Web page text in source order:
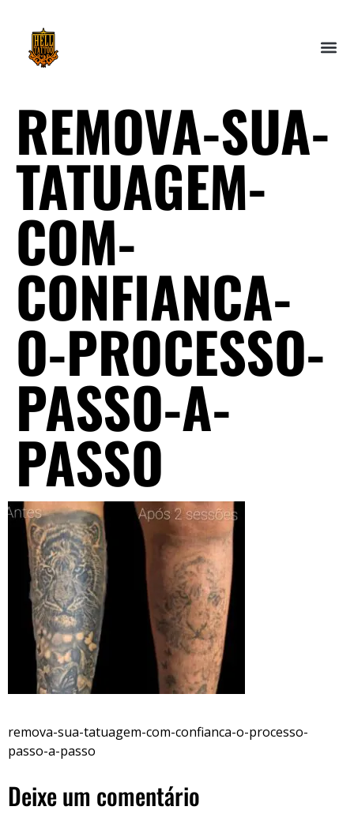
REMOVA-SUA-
TATUAGEM-
COM-
CONFIANCA-
O-PROCESSO-
PASSO-A-
PASSO
remova-sua-tatuagem-com-confianca-o-processo-
passo-a-passo
Deixe um comentário